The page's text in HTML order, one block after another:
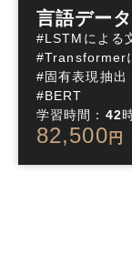
言語デー
#LSTMによる
#Transformer
#固有表現抽出
#BERT
学習時間： 42
82,500 円